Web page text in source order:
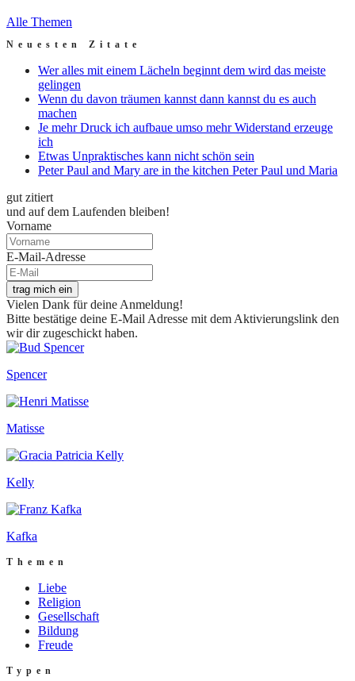
Alle Themen
Neuesten Zitate
Wer alles mit einem Lächeln beginnt dem wird das meiste
gelingen
Wenn du davon träumen kannst dann kannst du es auch
machen
Je mehr Druck ich aufbaue umso mehr Widerstand erzeuge
ich
Etwas Unpraktisches kann nicht schön sein
Peter Paul and Mary are in the kitchen Peter Paul und Maria
gut zitiert
und auf dem Laufenden bleiben!
Vorname
E-Mail-Adresse
trag mich ein
Vielen Dank für deine Anmeldung!
Bitte bestätige deine E-Mail Adresse mit dem Aktivierungslink den
wir dir zugeschickt haben.
Spencer
Matisse
Kelly
Kafka
Themen
Liebe
Religion
Gesellschaft
Bildung
Freude
Typen